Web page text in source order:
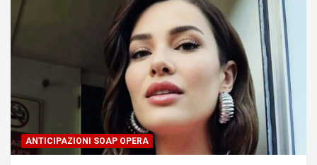
ANTICIPAZIONI SOAP OPERA